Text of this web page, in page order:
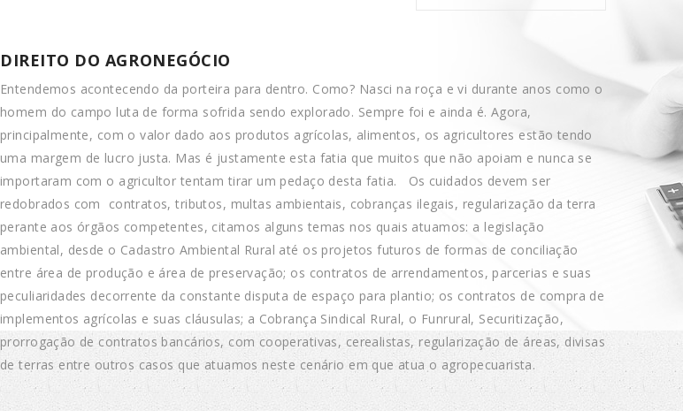
DIREITO DO AGRONEGÓCIO
Entendemos acontecendo da porteira para dentro. Como? Nasci na roça e vi durante anos como o
homem do campo luta de forma sofrida sendo explorado. Sempre foi e ainda é. Agora,
principalmente, com o valor dado aos produtos agrícolas, alimentos, os agricultores estão tendo
uma margem de lucro justa. Mas é justamente esta fatia que muitos que não apoiam e nunca se
importaram com o agricultor tentam tirar um pedaço desta fatia. Os cuidados devem ser
redobrados com contratos, tributos, multas ambientais, cobranças ilegais, regularização da terra
perante aos órgãos competentes, citamos alguns temas nos quais atuamos: a legislação
ambiental, desde o Cadastro Ambiental Rural até os projetos futuros de formas de conciliação
entre área de produção e área de preservação; os contratos de arrendamentos, parcerias e suas
peculiaridades decorrente da constante disputa de espaço para plantio; os contratos de compra de
implementos agrícolas e suas cláusulas; a Cobrança Sindical Rural, o Funrural, Securitização,
prorrogação de contratos bancários, com cooperativas, cerealistas, regularização de áreas, divisas
de terras entre outros casos que atuamos neste cenário em que atua o agropecuarista.